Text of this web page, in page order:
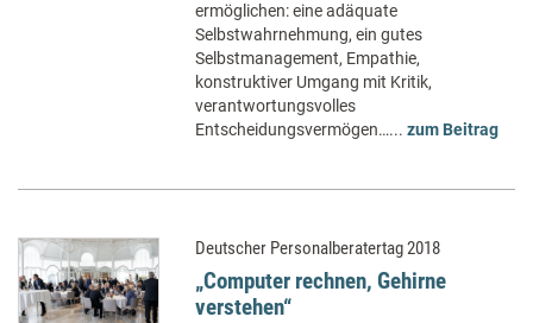
ermöglichen: eine adäquate
Selbstwahrnehmung, ein gutes
Selbstmanagement, Empathie,
konstruktiver Umgang mit Kritik,
verantwortungsvolles
Entscheidungsvermögen…...zum Beitrag
Deutscher Personalberatertag 2018
„Computer rechnen, Gehirne
verstehen“